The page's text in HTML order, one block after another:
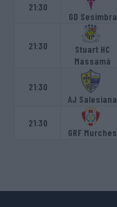
21:30
GD Sesimbra
21:30
Stuart HC
Massamá
21:30
AJ Salesiana
21:30
GRF Murches